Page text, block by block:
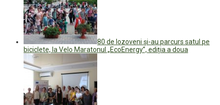
80 de lozoveni și-au parcurs satul pe
biciclete, la Velo Maratonul „EcoEnergy”, ediția a doua